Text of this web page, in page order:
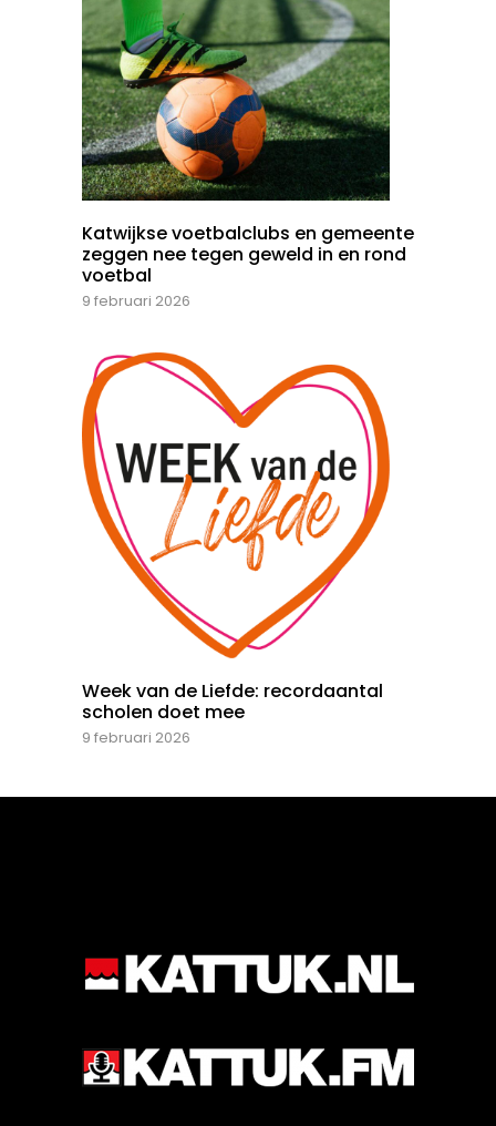
Katwijkse voetbalclubs en gemeente
zeggen nee tegen geweld in en rond
voetbal
9 februari 2026
Week van de Liefde: recordaantal
scholen doet mee
9 februari 2026